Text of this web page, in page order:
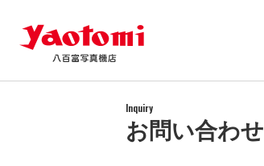
Inquiry
お問い合わせ